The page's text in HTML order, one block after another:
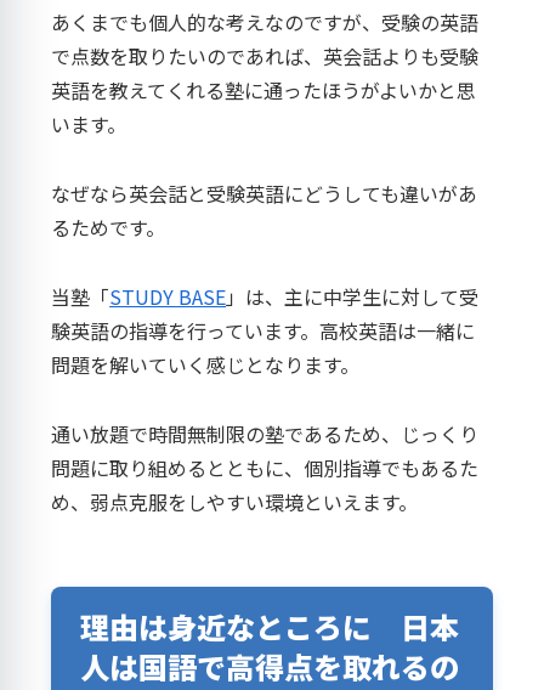
あくまでも個人的な考えなのですが、受験の英語
で点数を取りたいのであれば、英会話よりも受験
英語を教えてくれる塾に通ったほうがよいかと思
います。
なぜなら英会話と受験英語にどうしても違いがあ
るためです。
当塾「STUDY BASE」は、主に中学生に対して受
験英語の指導を行っています。高校英語は一緒に
問題を解いていく感じとなります。
通い放題で時間無制限の塾であるため、じっくり
問題に取り組めるとともに、個別指導でもあるた
め、弱点克服をしやすい環境といえます。
理由は身近なところに 日本
人は国語で高得点を取れるの